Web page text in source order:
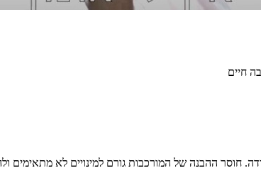
חיים
חוסר ההבנה של המורכבות גורם למינויים לא מתאימים